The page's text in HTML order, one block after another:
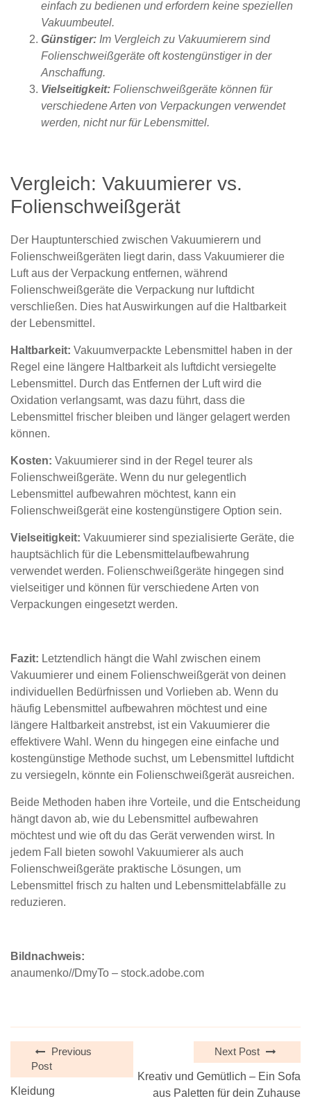
einfach zu bedienen und erfordern keine speziellen
Vakuumbeutel.
Günstiger: Im Vergleich zu Vakuumierern sind
Folienschweißgeräte oft kostengünstiger in der
Anschaffung.
Vielseitigkeit: Folienschweißgeräte können für
verschiedene Arten von Verpackungen verwendet
werden, nicht nur für Lebensmittel.
Vergleich: Vakuumierer vs.
Folienschweißgerät
Der Hauptunterschied zwischen Vakuumierern und
Folienschweißgeräten liegt darin, dass Vakuumierer die
Luft aus der Verpackung entfernen, während
Folienschweißgeräte die Verpackung nur luftdicht
verschließen. Dies hat Auswirkungen auf die Haltbarkeit
der Lebensmittel.
Haltbarkeit: Vakuumverpackte Lebensmittel haben in der
Regel eine längere Haltbarkeit als luftdicht versiegelte
Lebensmittel. Durch das Entfernen der Luft wird die
Oxidation verlangsamt, was dazu führt, dass die
Lebensmittel frischer bleiben und länger gelagert werden
können.
Kosten: Vakuumierer sind in der Regel teurer als
Folienschweißgeräte. Wenn du nur gelegentlich
Lebensmittel aufbewahren möchtest, kann ein
Folienschweißgerät eine kostengünstigere Option sein.
Vielseitigkeit: Vakuumierer sind spezialisierte Geräte, die
hauptsächlich für die Lebensmittelaufbewahrung
verwendet werden. Folienschweißgeräte hingegen sind
vielseitiger und können für verschiedene Arten von
Verpackungen eingesetzt werden.
Fazit: Letztendlich hängt die Wahl zwischen einem
Vakuumierer und einem Folienschweißgerät von deinen
individuellen Bedürfnissen und Vorlieben ab. Wenn du
häufig Lebensmittel aufbewahren möchtest und eine
längere Haltbarkeit anstrebst, ist ein Vakuumierer die
effektivere Wahl. Wenn du hingegen eine einfache und
kostengünstige Methode suchst, um Lebensmittel luftdicht
zu versiegeln, könnte ein Folienschweißgerät ausreichen.
Beide Methoden haben ihre Vorteile, und die Entscheidung
hängt davon ab, wie du Lebensmittel aufbewahren
möchtest und wie oft du das Gerät verwenden wirst. In
jedem Fall bieten sowohl Vakuumierer als auch
Folienschweißgeräte praktische Lösungen, um
Lebensmittel frisch zu halten und Lebensmittelabfälle zu
reduzieren.
Bildnachweis:
anaumenko//DmyTo – stock.adobe.com
Previous
Post
Kleidung
Next Post
Kreativ und Gemütlich – Ein Sofa
aus Paletten für dein Zuhause